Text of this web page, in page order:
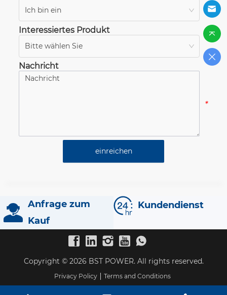
Ich bin ein *
Interessiertes Produkt
Bitte wählen Sie
Nachricht
*
einreichen
Anfrage zum
Kauf
Kundendienst
Copyright © 2026 BST POWER. All rights reserved.
Privacy Policy Terms and Conditions